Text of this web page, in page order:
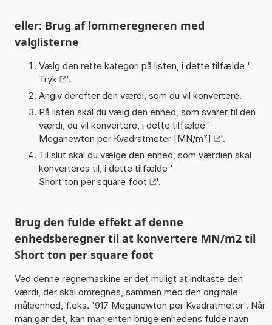
eller: Brug af lommeregneren med
valglisterne
Vælg den rette kategori på listen, i dette tilfælde '
Tryk
'.
Angiv derefter den værdi, som du vil konvertere.
På listen skal du vælg den enhed, som svarer til den
værdi, du vil konvertere, i dette tilfælde '
Meganewton per Kvadratmeter [MN/m²]
'.
Til slut skal du vælge den enhed, som værdien skal
konverteres til, i dette tilfælde '
Short ton per square foot
'.
Brug den fulde effekt af denne
enhedsberegner til at konvertere MN/m2 til
Short ton per square foot
Ved denne regnemaskine er det muligt at indtaste den
værdi, der skal omregnes, sammen med den originale
måleenhed, f.eks. '917 Meganewton per Kvadratmeter'. Når
man gør det, kan man enten bruge enhedens fulde navn